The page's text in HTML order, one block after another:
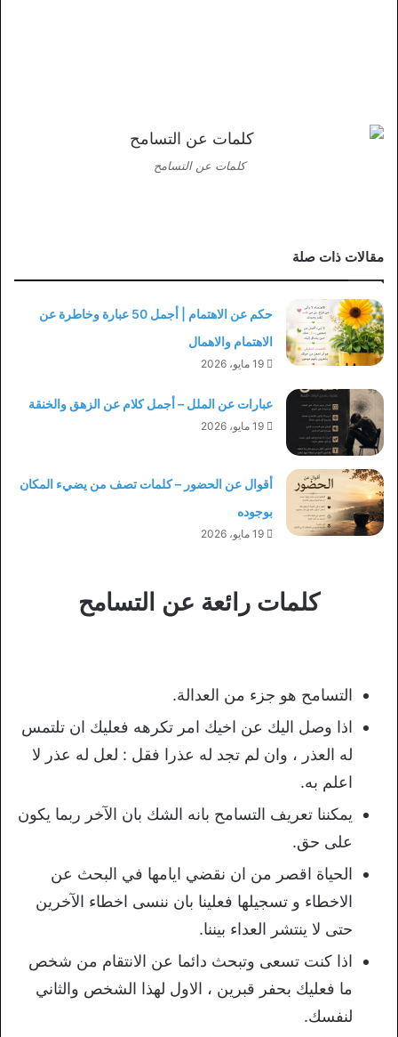
كلمات عن التسامح
مقالات ذات صلة
حكم عن الاهتمام | أجمل 50 عبارة وخاطرة عن
الاهتمام والاهمال
19 مايو، 2026
عبارات عن الملل – أجمل كلام عن الزهق والخنقة
19 مايو، 2026
أقوال عن الحضور – كلمات تصف من يضيء المكان
بوجوده
19 مايو، 2026
كلمات رائعة عن التسامح
التسامح هو جزء من العدالة.
اذا وصل اليك عن اخيك امر تكرهه فعليك ان تلتمس
له العذر ، وان لم تجد له عذرا فقل : لعل له عذر لا
اعلم به.
يمكننا تعريف التسامح بانه الشك بان الآخر ربما يكون
على حق.
الحياة اقصر من ان نقضي ايامها في البحث عن
الاخطاء و تسجيلها فعلينا بان ننسى اخطاء الآخرين
حتى لا ينتشر العداء بيننا.
اذا كنت تسعى وتبحث دائما عن الانتقام من شخص
ما فعليك بحفر قبرين ، الاول لهذا الشخص والثاني
لنفسك.